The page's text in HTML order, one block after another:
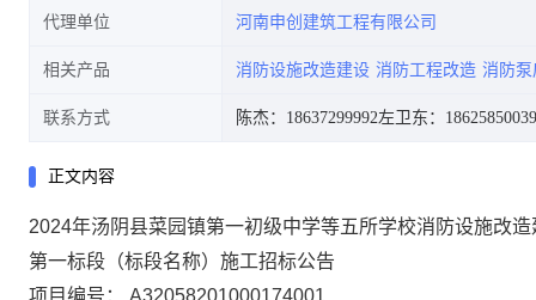
代理单位 河南申创建筑工程有限公司
相关产品 消防设施改造建设 消防工程改造 消防
联系方式 陈杰：18637299992左卫东：18625850039
正文内容
2024年汤阴县菜园镇第一初级中学等五所学校消防设施改
第一标段（标段名称）施工招标公告
项目编号：
A32058201000174001